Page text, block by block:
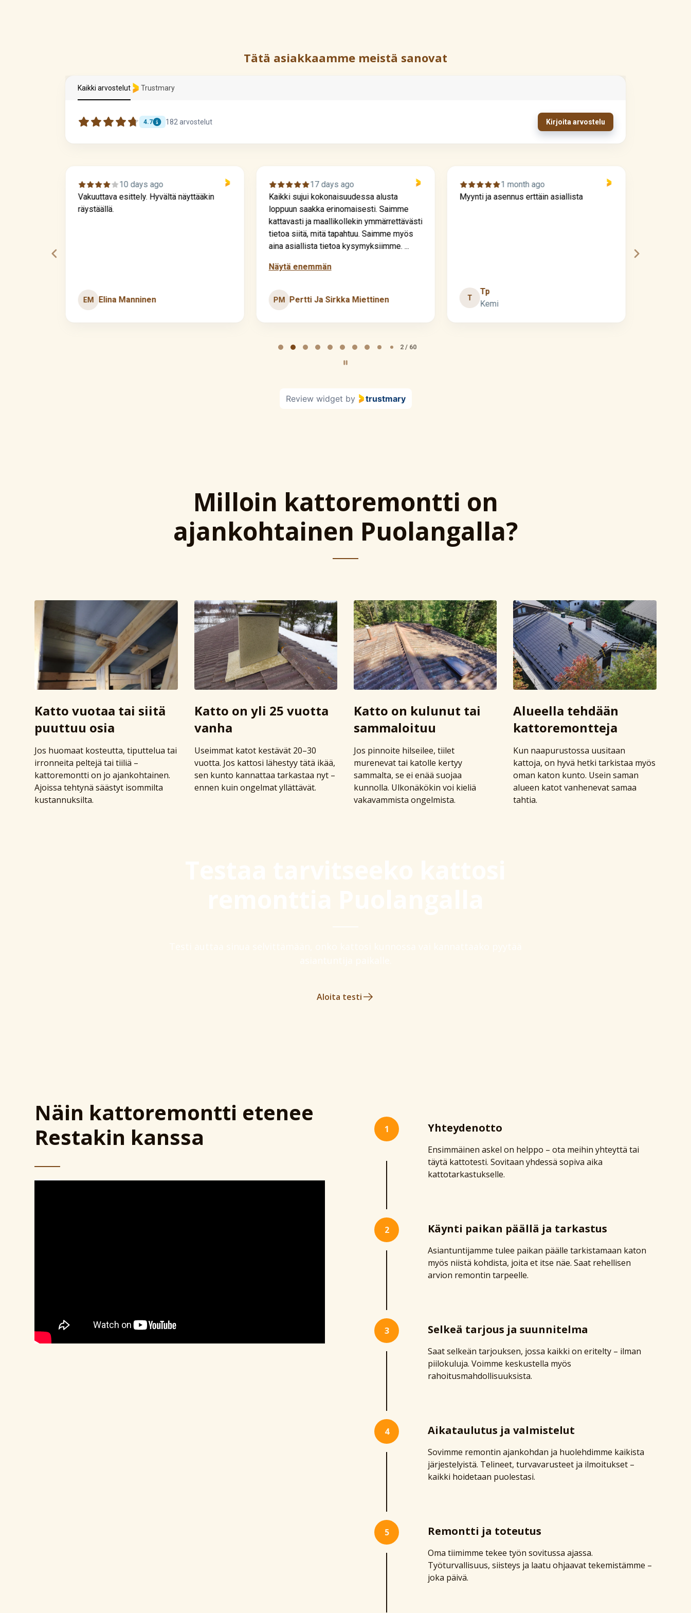
Tätä asiakkaamme meistä sanovat
Kaikki arvostelut Trustmary
4.7 182 arvostelut Kirjoita arvostelu
10 days ago
Vakuuttava esittely. Hyvältä näyttääkin
räystäällä.
EM Elina Manninen
17 days ago
Kaikki sujui kokonaisuudessa alusta
loppuun saakka erinomaisesti. Saimme
kattavasti ja maallikollekin ymmärrettävästi
tietoa siitä, mitä tapahtuu. Saimme myös
aina asiallista tietoa kysymyksiimme. ...
Näytä enemmän
PM Pertti Ja Sirkka Miettinen
1 month ago
Myynti ja asennus erttäin asiallista
T
Tp
Kemi
2 / 60
Review widget by trustmary
Milloin kattoremontti on
ajankohtainen Puolangalla?
Katto vuotaa tai siitä
puuttuu osia
Jos huomaat kosteutta, tiputtelua tai
irronneita peltejä tai tiiliä –
kattoremontti on jo ajankohtainen.
Ajoissa tehtynä säästyt isommilta
kustannuksilta.
Katto on yli 25 vuotta
vanha
Useimmat katot kestävät 20–30
vuotta. Jos kattosi lähestyy tätä ikää,
sen kunto kannattaa tarkastaa nyt –
ennen kuin ongelmat yllättävät.
Katto on kulunut tai
sammaloituu
Jos pinnoite hilseilee, tiilet
murenevat tai katolle kertyy
sammalta, se ei enää suojaa
kunnolla. Ulkonäkökin voi kieliä
vakavammista ongelmista.
Alueella tehdään
kattoremontteja
Kun naapurustossa uusitaan
kattoja, on hyvä hetki tarkistaa myös
oman katon kunto. Usein saman
alueen katot vanhenevat samaa
tahtia.
Aloita testi
Näin kattoremontti etenee
Restakin kanssa
1 Yhteydenotto
Ensimmäinen askel on helppo – ota meihin yhteyttä tai
täytä kattotesti. Sovitaan yhdessä sopiva aika
kattotarkastukselle.
2 Käynti paikan päällä ja tarkastus
Asiantuntijamme tulee paikan päälle tarkistamaan katon
myös niistä kohdista, joita et itse näe. Saat rehellisen
arvion remontin tarpeelle.
3 Selkeä tarjous ja suunnitelma
Saat selkeän tarjouksen, jossa kaikki on eritelty – ilman
piilokuluja. Voimme keskustella myös
rahoitusmahdollisuuksista.
4 Aikataulutus ja valmistelut
Sovimme remontin ajankohdan ja huolehdimme kaikista
järjestelyistä. Telineet, turvavarusteet ja ilmoitukset –
kaikki hoidetaan puolestasi.
5 Remontti ja toteutus
Oma tiimimme tekee työn sovitussa ajassa.
Työturvallisuus, siisteys ja laatu ohjaavat tekemistämme –
joka päivä.